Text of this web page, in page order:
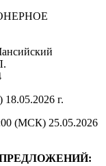
г.
(МСК) 25.05.2026